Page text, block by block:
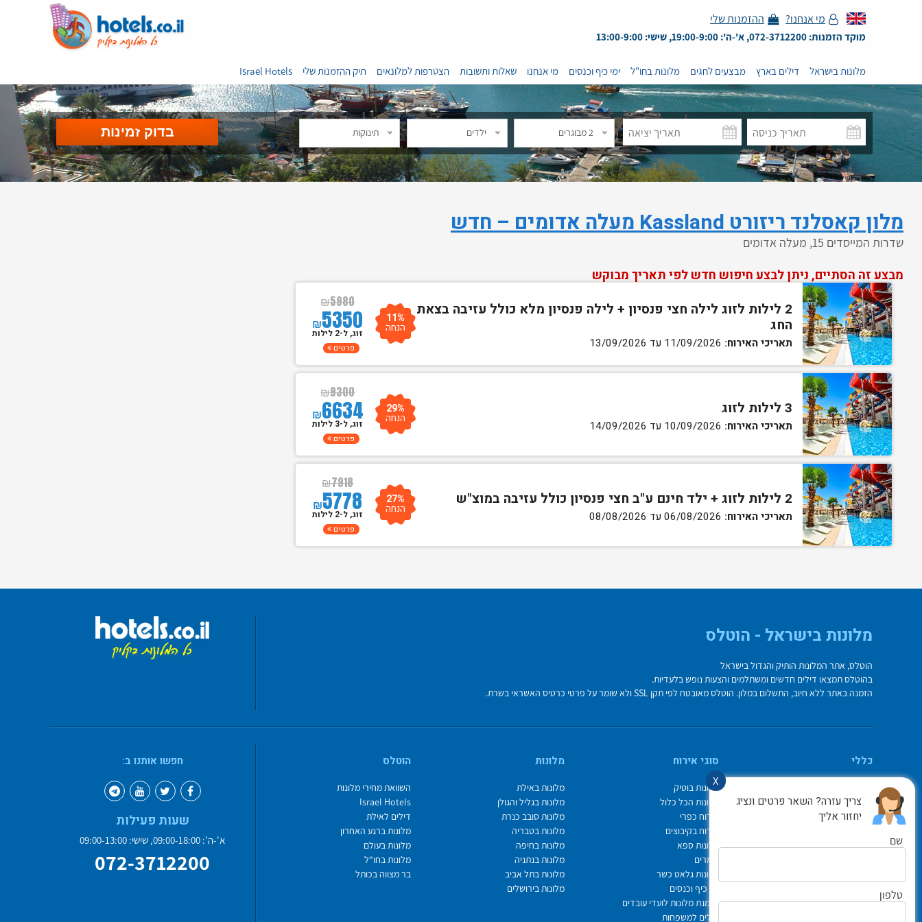
מי אנחנו? ההזמנות שלי
מוקד הזמנות: 072-3712200, א'-ה': 19:00-9:00, שישי: 13:00-9:00
מלונות בישראל דילים בארץ מבצעים לחגים מלונות בחו"ל ימי כיף וכנסים מי אנחנו שאלות ותשובות הצטרפות למלונאים תיק ההזמנות שלי Israel Hotels
2 מבוגרים ילדים תינוקות
מלון קאסלנד ריזורט Kassland מעלה אדומים – חדש
שדרות המייסדים 15, מעלה אדומים
מבצע זה הסתיים, ניתן לבצע חיפוש חדש לפי תאריך מבוקש
2 לילות לזוג לילה חצי פנסיון + לילה פנסיון מלא כולל עזיבה בצאת
החג
תאריכי האירוח:
₪5980
₪5350 11%
הנחה זוג, ל-2 לילות
פרטים
3 לילות לזוג
תאריכי האירוח:
₪9300
₪6634 29%
הנחה זוג, ל-3 לילות
פרטים
2 לילות לזוג + ילד חינם ע"ב חצי פנסיון כולל עזיבה במוצ"ש
תאריכי האירוח:
₪7918
₪5778 27%
הנחה זוג, ל-2 לילות
פרטים
X
צריך עזרה? השאר פרטים ונציג
יחזור אליך
שם
טלפון
מלונות בישראל - הוטלס
הוטלס, אתר המלונות הותיק והגדול בישראל
בהוטלס תמצאו דילים חדשים ומשתלמים והצעות נופש בלעדיות.
הזמנה באתר ללא חיוב, התשלום במלון. הוטלס מאובטח לפי תקן SSL ולא שומר על פרטי כרטיס האשראי בשרת.
כללי
איך משתמשים באתר
צור קשר
Israel Hotels
הצהרת נגישות
סוגי אירוח
מלונות בוטיק
מלונות הכל כלול
אירוח כפרי
אירוח בקיבוצים
מלונות ספא
צימרים
מלונות גלאט כשר
ימי כיף וכנסים
הזמנת מלונות לועדי עובדים
דילים למשפחות
מלונות
מלונות באילת
מלונות בגליל והגולן
מלונות סובב כנרת
מלונות בטבריה
מלונות בחיפה
מלונות בנתניה
מלונות בתל אביב
מלונות בירושלים
הוטלס
השוואת מחירי מלונות
Israel Hotels
דילים לאילת
מלונות ברגע האחרון
מלונות בעולם
מלונות בחו"ל
בר מצווה בכותל
חפשו אותנו ב:
שעות פעילות
א'-ה': 09:00-18:00, שישי: 09:00-13:00
072-3712200